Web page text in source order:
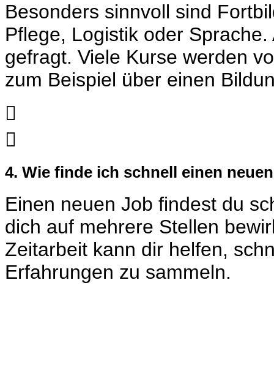
Besonders sinnvoll sind
Pflege, Logistik oder
gefragt. Viele Kurse werden
zum Beispiel über einen


4. Wie finde ich schnell einen
Einen neuen Job findest du
dich auf mehrere Stellen
Zeitarbeit kann dir helfen,
Erfahrungen zu sammeln.